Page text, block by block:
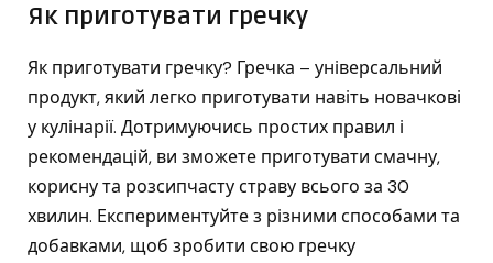
Як приготувати гречку
Як приготувати гречку? Гречка – універсальний
продукт, який легко приготувати навіть новачкові
у кулінарії. Дотримуючись простих правил і
рекомендацій, ви зможете приготувати смачну,
корисну та розсипчасту страву всього за 30
хвилин. Експериментуйте з різними способами та
добавками, щоб зробити свою гречку